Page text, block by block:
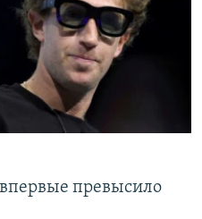
превысило